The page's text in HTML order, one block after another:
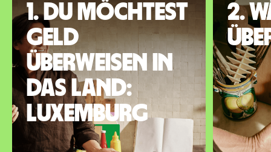
1. Du möchtest
Geld
überweisen in
das Land:
Luxemburg
2.